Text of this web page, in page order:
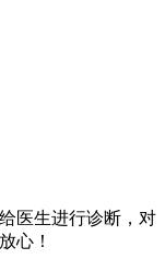
医生进行诊断，对
心！